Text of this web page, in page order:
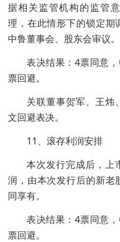
据相关监管机构的监管
理，在此情形下的锁定期
中鲁董事会、股东会审议。
表决结果：4票同意
票回避。
关联董事贺军、王炜
文回避表决。
11、滚存利润安排
本次发行完成后，上
润，由本次发行后的新老
同享有。
表决结果：4票同意
票回避。